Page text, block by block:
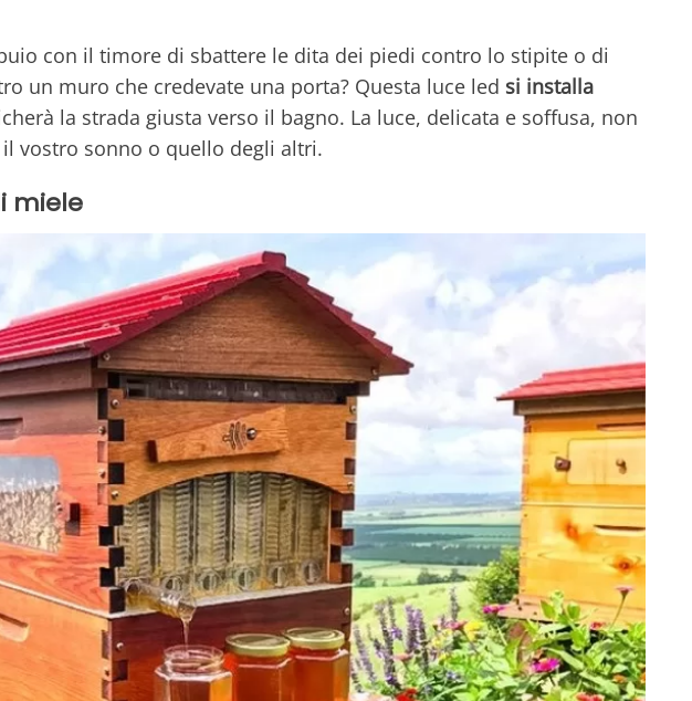
con il timore di sbattere le dita dei piedi contro lo stipite o di
un muro che credevate una porta? Questa luce led si installa
la strada giusta verso il bagno. La luce, delicata e soffusa, non
vostro sonno o quello degli altri.
miele